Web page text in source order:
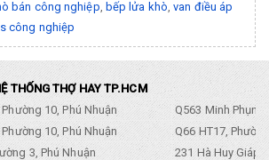
bán công nghiệp bếp lửa khò ,van điều áp
công nghiệp
THỐNG THỢ HAY TP.HCM
10, Phú Nhuận
Q563 Minh
10, Phú Nhuận
Q66 HT17,
3, Phú Nhuận
231 Hà Huy Giáp,